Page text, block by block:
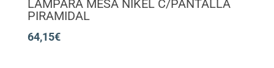
LÁMPARA MESA NIKEL C/PANTALLA
PIRAMIDAL
64,15€